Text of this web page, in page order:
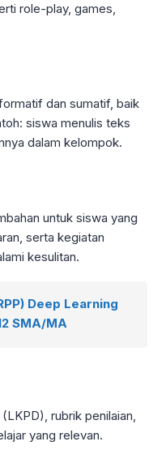
role-play, games,
dan sumatif, baik
siswa menulis teks
dalam kelompok.
untuk siswa yang
serta kegiatan
kesulitan.
Deep Learning
SMA/MA
rubrik penilaian,
yang relevan.